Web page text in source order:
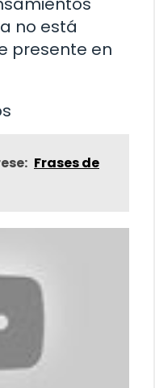
no está
presente en
Frases de